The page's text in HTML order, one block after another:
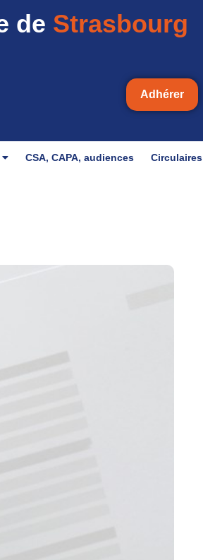
de Strasbourg
Adhérer
CSA, CAPA, audiences Circulaires